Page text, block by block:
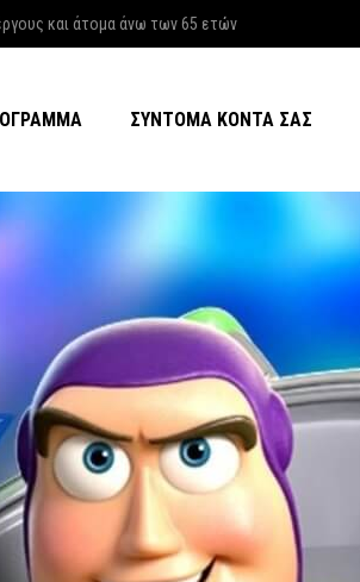
και άτομα άνω των 65 ετών
ΣΎΝΤΟΜΑ ΚΟΝΤΆ ΣΑΣ